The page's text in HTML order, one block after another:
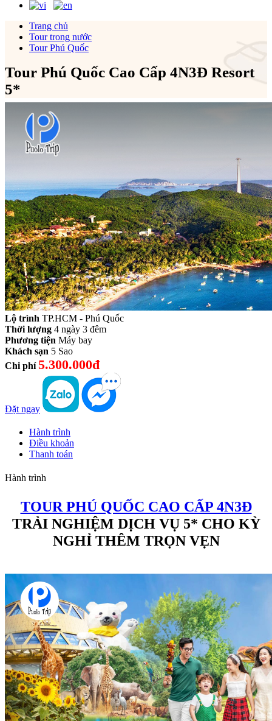
Trang chủ
Tour trong nước
Tour Phú Quốc
Tour Phú Quốc Cao Cấp 4N3Đ Resort
5*
Lộ trình TP.HCM - Phú Quốc
Thời lượng 4 ngày 3 đêm
Phương tiện Máy bay
Khách sạn 5 Sao
Chi phí 5.300.000đ
Đặt ngay
Hành trình
Điều khoản
Thanh toán
Hành trình
TOUR PHÚ QUỐC CAO CẤP 4N3Đ
TRẢI NGHIỆM DỊCH VỤ 5* CHO KỲ
NGHỈ THÊM TRỌN VẸN